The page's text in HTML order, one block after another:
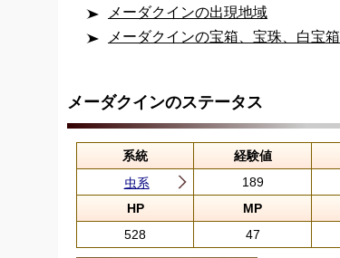
メーダクインの出現地域
メーダクインの宝箱、宝珠、白宝箱
メーダクインのステータス
系統 経験値
虫系
189
HP
MP
528
47